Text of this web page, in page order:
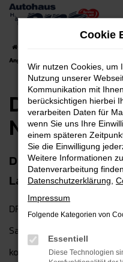
Zum
springen
Angebote
DFSK für
Neuwagen
DFSK Neuwagen –
Langenselbold
DFSK Neuwagen sind
Satz klingt stark nach
kommt er bei uns von
Cookie
Wir nutzen Cookies, um
Nutzung unserer
Kommunikation mit
berücksichtigen hierbei
verarbeiten Daten für
wenn Sie uns Ihre
einem späteren
Sie die Einwilligung
Weitere Informationen
Datenverarbeitung
Datenschutzerklärung
Impressum
Folgende Kategorien von
Essentiell
Diese Technologien